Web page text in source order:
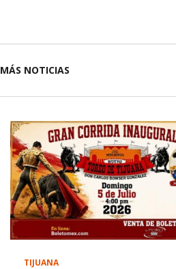
MÁS NOTICIAS
TIJUANA